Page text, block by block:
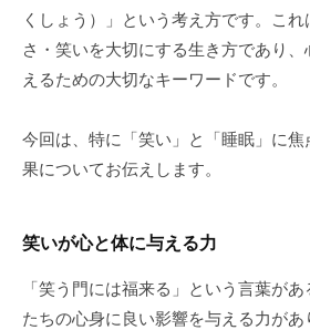
くしょう）」という考え方です。こ
さ・笑いを大切にする生き方であり
えるための大切なキーワードです。
今回は、特に「笑い」と「睡眠」に
果についてお伝えします。
笑いが心と体に与える力
「笑う門には福来る」という言葉が
たちの心身に良い影響を与える力が